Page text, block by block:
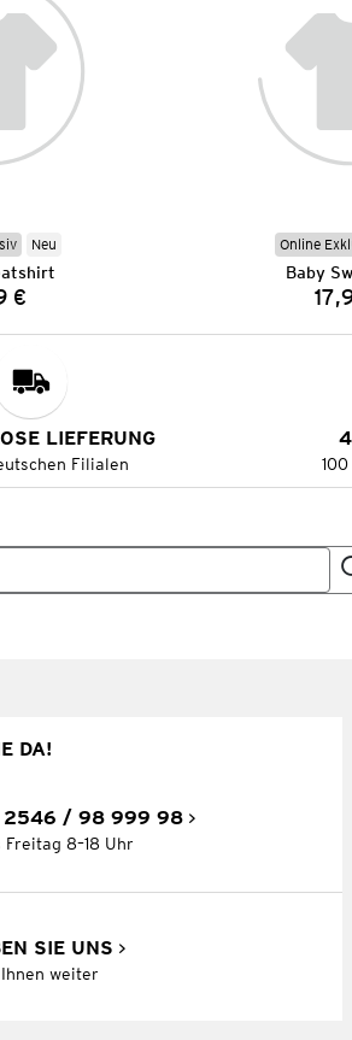
Neu
€
Online
Baby
LIEFERUNG
Filialen
DA!
/ 98 999 98
8–18 Uhr
SIE UNS
weiter